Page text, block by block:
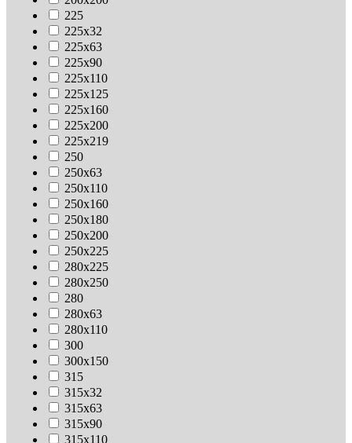
225
225х32
225х63
225х90
225х110
225х125
225х160
225х200
225х219
250
250х63
250х110
250х160
250х180
250х200
250х225
280х225
280х250
280
280х63
280х110
300
300х150
315
315х32
315х63
315х90
315х110